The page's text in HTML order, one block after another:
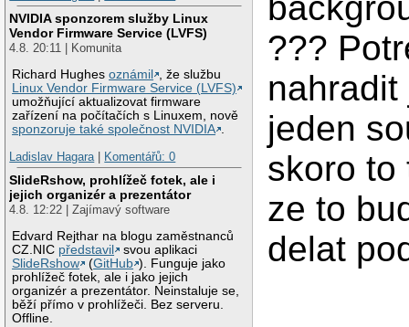
NVIDIA sponzorem služby Linux
Vendor Firmware Service (LVFS)
4.8. 20:11 | Komunita
Richard Hughesoznámil
, že službu
Linux Vendor Firmware Service (LVFS)
umožňující aktualizovat firmware
zařízení na počítačích s Linuxem, nově
sponzoruje také společnost NVIDIA .
Ladislav Hagara | Komentářů: 0
SlideRshow, prohlížeč fotek, ale i
jejich organizér a prezentátor
4.8. 12:22 | Zajímavý software
Edvard Rejthar na blogu zaměstnanců
CZ.NIC představil
svou aplikaci
SlideRshow
(GitHub ). Funguje jako
prohlížeč fotek, ale i jako jejich
organizér a prezentátor. Neinstaluje se,
běží přímo v prohlížeči. Bez serveru.
Offline.
???
nahradit
jeden
skoro to
ze to
delat